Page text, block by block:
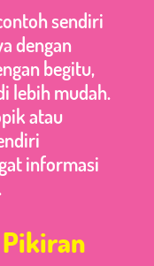
sendiri
dengan
begitu,
lebih mudah.
atau
informasi
Pikiran